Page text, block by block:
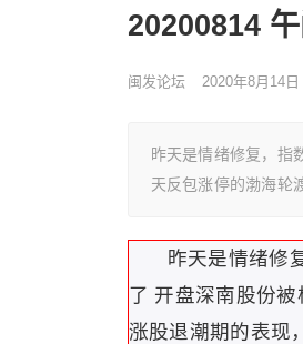
20200814
闽发论坛 2020年8月14日
昨天是情绪修复，指
天反包涨停的渤海轮
昨天是情绪修
了 开盘深南股份
涨股退潮期的表现